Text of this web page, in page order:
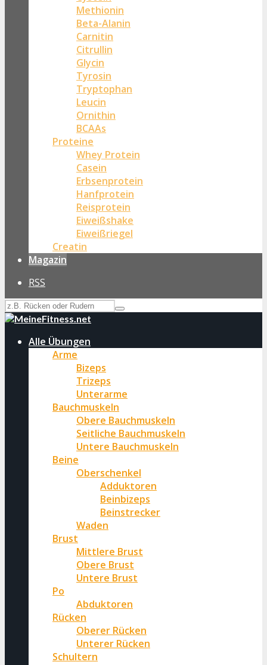
Methionin
Beta-Alanin
Carnitin
Citrullin
Glycin
Tyrosin
Tryptophan
Leucin
Ornithin
BCAAs
Proteine
Whey Protein
Casein
Erbsenprotein
Hanfprotein
Reisprotein
Eiweißshake
Eiweißriegel
Creatin
Magazin
RSS
Alle Übungen
Arme
Bizeps
Trizeps
Unterarme
Bauchmuskeln
Obere Bauchmuskeln
Seitliche Bauchmuskeln
Untere Bauchmuskeln
Beine
Oberschenkel
Adduktoren
Beinbizeps
Beinstrecker
Waden
Brust
Mittlere Brust
Obere Brust
Untere Brust
Po
Abduktoren
Rücken
Oberer Rücken
Unterer Rücken
Schultern